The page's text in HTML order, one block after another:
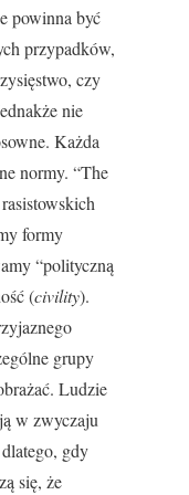
powinna być
przypadków,
czy
nie
Każda
normy. “The
formy
“polityczną
(civility).
grupy
Ludzie
w zwyczaju
gdy
się, że